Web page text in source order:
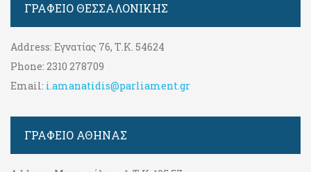
ΓΡΑΦΕΊΟ ΘΕΣΣΑΛΟΝΊΚΗΣ
Address: Εγνατίας 76, Τ.Κ. 54624
Phone: 2310 278709
Email: i.amanatidis@parliament.gr
ΓΡΑΦΕΊΟ ΑΘΉΝΑΣ